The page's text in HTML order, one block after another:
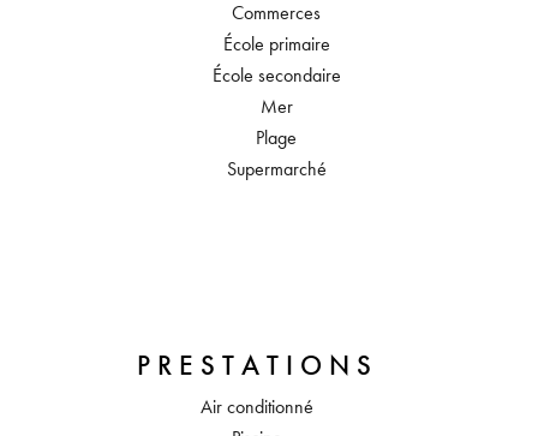
Commerces
École primaire
École secondaire
Mer
Plage
Supermarché
PRESTATIONS
Air conditionné